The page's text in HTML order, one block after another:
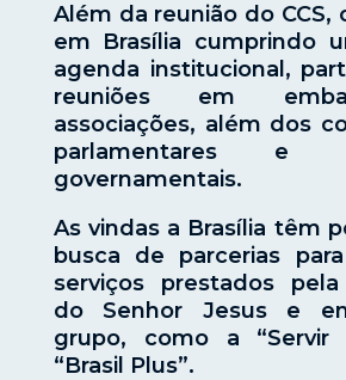
Além da reunião do CCS,
em Brasília cumprindo
agenda institucional,
reuniões em
associações, além dos
parlamentares e
governamentais.
As vindas a Brasília têm
busca de parcerias
serviços prestados pela
do Senhor Jesus e
grupo, como a “Servir
“Brasil Plus”.